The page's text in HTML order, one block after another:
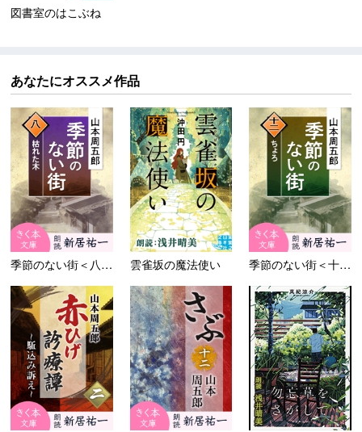
図書室のはこぶね
あなたにオススメ作品
季節のない街＜八＞枯れた木 雲雀坂の魔法使い 季節のない街＜十二＞ちょろ